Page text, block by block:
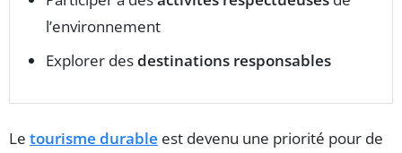
l’environnement
Explorer desdestinations responsables
Le tourisme durable est devenu une priorité pour de